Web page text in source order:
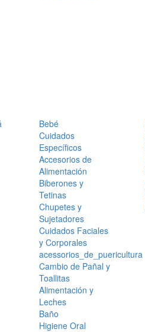
Bebé
Cuidados
Específicos
Accesorios de
Alimentación
Biberones y
Tetinas
Chupetes y
Sujetadores
Cuidados Faciales
y Corporales
acessorios_de_puericultura
Cambio de Pañal y
Toallitas
Alimentación y
Leches
Baño
Higiene Oral